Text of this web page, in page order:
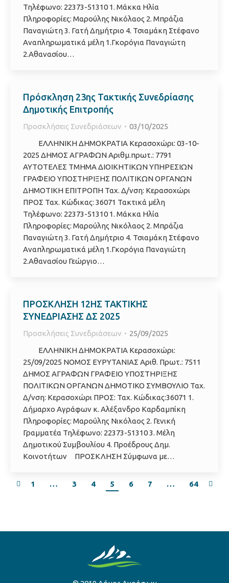
Τηλέφωνο: 22373-51310 1. Μάκκα Ηλία
Πληροφορίες: Μαρούλης Νικόλαος 2. Μπράζια
Παναγιώτη 3. Γατή Δημήτριο 4. Τσιαμάκη Στέφανο
Αναπληρωματικά μέλη 1.Γκορόγια Παναγιώτη
2.Αθανασίου…
Πρόσκληση 23ης Τακτικής Συνεδρίασης
Δημοτικής Επιτροπής
Προσκλήσεις Συνεδριάσεων
03/10/2025
ΕΛΛΗΝΙΚΗ ΔΗΜΟΚΡΑΤΙΑ Κερασοχώρι: 03-10-
2025 ΔΗΜΟΣ ΑΓΡΑΦΩΝ Αριθμ.πρωτ.: 7791
ΑΥΤΟΤΕΛΕΣ ΤΜΗΜΑ ΔΙΟΙΚΗΤΙΚΩΝ ΥΠΗΡΕΣΙΩΝ
ΓΡΑΦΕΙΟ ΥΠΟΣΤΗΡΙΞΗΣ ΠΟΛΙΤΙΚΩΝ ΟΡΓΑΝΩΝ
ΔΗΜΟΤΙΚΗ ΕΠΙΤΡΟΠΗ Ταχ. Δ/νση: Κερασοχώρι
ΠΡΟΣ Ταχ. Κώδικας: 36071 Τακτικά μέλη
Τηλέφωνο: 22373-51310 1. Μάκκα Ηλία
Πληροφορίες: Μαρούλης Νικόλαος 2. Μπράζια
Παναγιώτη 3. Γατή Δημήτριο 4. Τσιαμάκη Στέφανο
Αναπληρωματικά μέλη 1.Γκορόγια Παναγιώτη
2.Αθανασίου Γεώργιο…
ΠΡΟΣΚΛΗΣΗ 12ΗΣ ΤΑΚΤΙΚΗΣ
ΣΥΝΕΔΡΙΑΣΗΣ ΔΣ 2025
Προσκλήσεις Συνεδριάσεων
25/09/2025
ΕΛΛΗΝΙΚΗ ΔΗΜΟΚΡΑΤΙΑ Κερασοχώρι:
25/09/2025 ΝΟΜΟΣ ΕΥΡΥΤΑΝΙΑΣ Αριθ. Πρωτ.: 7511
ΔΗΜΟΣ ΑΓΡΑΦΩΝ ΓΡΑΦΕΙΟ ΥΠΟΣΤΗΡΙΞΗΣ
ΠΟΛΙΤΙΚΩΝ ΟΡΓΑΝΩΝ ΔΗΜΟΤΙΚΟ ΣΥΜΒΟΥΛΙΟ Ταχ.
Δ/νση: Κερασοχώρι ΠΡΟΣ: Ταχ. Κώδικας:36071 1.
Δήμαρχο Αγράφων κ. Αλέξανδρο Καρδαμπίκη
Πληροφορίες: Μαρούλης Νικόλαος 2. Γενική
Γραμματέα Τηλέφωνο: 22373-51310 3. Μέλη
Δημοτικού Συμβουλίου 4. Προέδρους Δημ.
Κοινοτήτων ΠΡΟΣΚΛΗΣΗ Σύμφωνα με…
1 … 3 4 5 6 7 … 64